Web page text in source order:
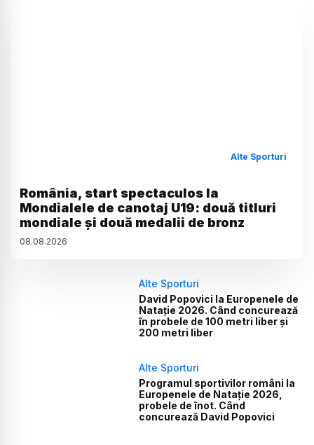
Alte Sporturi
România, start spectaculos la
Mondialele de canotaj U19: două titluri
mondiale și două medalii de bronz
08.08.2026
Alte Sporturi
David Popovici la Europenele de
Natație 2026. Când concurează
în probele de 100 metri liber și
200 metri liber
Alte Sporturi
Programul sportivilor români la
Europenele de Natație 2026,
probele de înot. Când
concurează David Popovici